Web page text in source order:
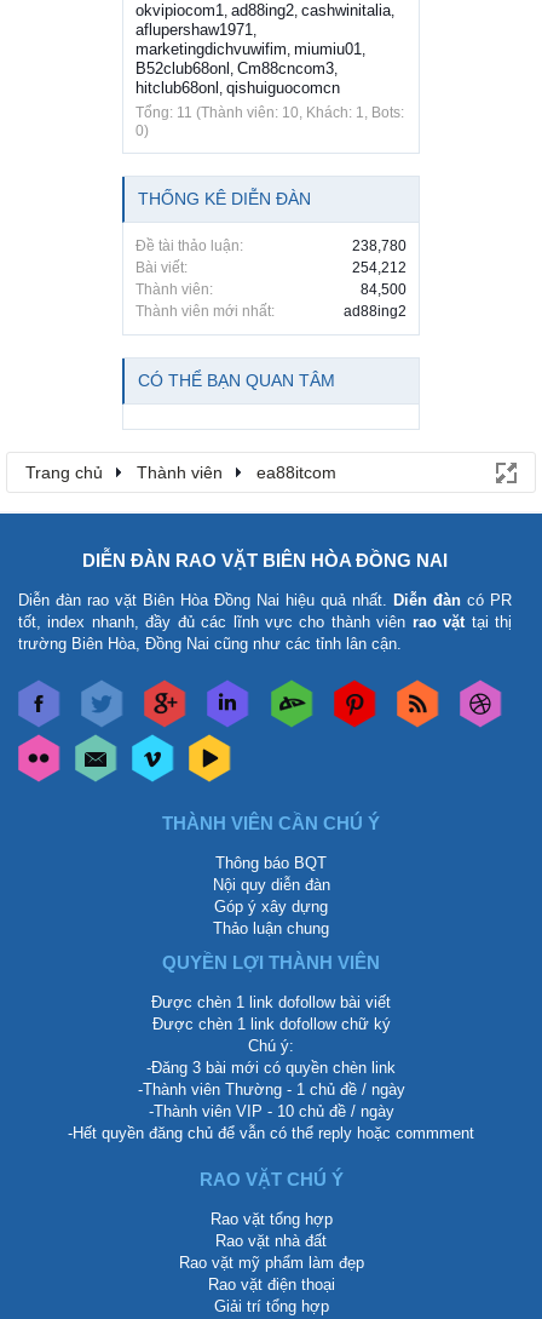
okvipiocom1, ad88ing2, cashwinitalia,
aflupershaw1971,
marketingdichvuwifim, miumiu01,
B52club68onl , Cm88cncom3,
hitclub68onl , qishuiguocomcn
Tổng: 11 (Thành viên: 10, Khách: 1, Bots:
0)
THỐNG KÊ DIỄN ĐÀN
Đề tài thảo luận:
238,780
Bài viết:
254,212
Thành viên:
84,500
Thành viên mới nhất:
ad88ing2
CÓ THỂ BẠN QUAN TÂM
Trang chủ Thành viên ea88itcom
DIỄN ĐÀN RAO VẶT BIÊN HÒA ĐỒNG NAI
Diễn đàn rao vặt Biên Hòa Đồng Nai hiệu quả nhất. Diễn đàn có PR
tốt, index nhanh, đầy đủ các lĩnh vực cho thành viên rao vặttại thị
trường Biên Hòa, Đồng Nai cũng như các tỉnh lân cận.
THÀNH VIÊN CẦN CHÚ Ý
Thông báo BQT
Nội quy diễn đàn
Góp ý xây dựng
Thảo luận chung
QUYỀN LỢI THÀNH VIÊN
Được chèn 1 link dofollow bài viết
Được chèn 1 link dofollow chữ ký
Chú ý:
-Đăng 3 bài mới có quyền chèn link
-Thành viên Thường - 1 chủ đề / ngày
-Thành viên VIP - 10 chủ đề / ngày
-Hết quyền đăng chủ để vẫn có thể reply hoặc commment
RAO VẶT CHÚ Ý
Rao vặt tổng hợp
Rao vặt nhà đất
Rao vặt mỹ phẩm làm đẹp
Rao vặt điện thoại
Giải trí tổng hợp